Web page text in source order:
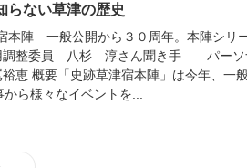
らない草津の歴史
本陣 一般公開から３０周年。本陣シリ
調整委員 八杉 淳さん聞き手 パーソ
恵 概要「史跡草津宿本陣」は今年、一
ら様々なイベントを...